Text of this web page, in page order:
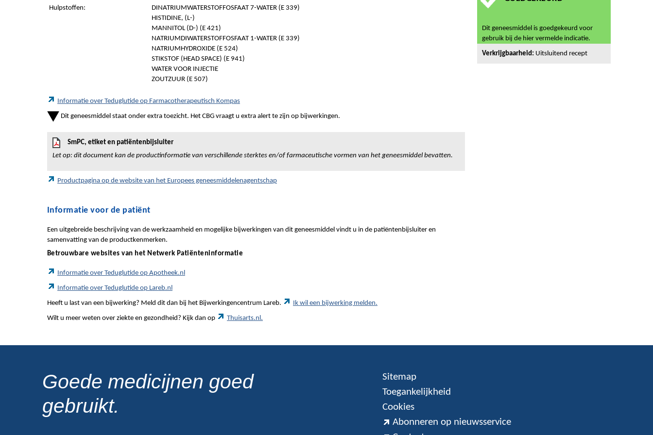
Hulpstoffen:
DINATRIUMWATERSTOFFOSFAAT 7-WATER (E 339)
HISTIDINE, (L-)
MANNITOL (D-) (E 421)
NATRIUMDIWATERSTOFFOSFAAT 1-WATER (E 339)
NATRIUMHYDROXIDE (E 524)
STIKSTOF (HEAD SPACE) (E 941)
WATER VOOR INJECTIE
ZOUTZUUR (E 507)
Informatie over Teduglutide op Farmacotherapeutisch Kompas
Dit geneesmiddel staat onder extra toezicht. Het CBG vraagt u extra alert te zijn op bijwerkingen.
SmPC, etiket en patiëntenbijsluiter
Let op: dit document kan de productinformatie van verschillende sterktes en/of farmaceutische vormen van het geneesmiddel bevatten.
Productpagina op de website van het Europees geneesmiddelenagentschap
Informatie voor de patiënt
Een uitgebreide beschrijving van de werkzaamheid en mogelijke bijwerkingen van dit geneesmiddel vindt u in de patiëntenbijsluiter en
samenvatting van de productkenmerken.
Betrouwbare websites van het Netwerk Patiënteninformatie
Informatie over Teduglutide op Apotheek.nl
Informatie over Teduglutide op Lareb.nl
Heeft u last van een bijwerking? Meld dit dan bij het Bijwerkingencentrum Lareb. Ik wil een bijwerking melden.
Wilt u meer weten over ziekte en gezondheid? Kijk dan op Thuisarts.nl.
Dit geneesmiddel is goedgekeurd voor
gebruik bij de hier vermelde indicatie.
Verkrijgbaarheid: Uitsluitend recept
Goede medicijnen goed
gebruikt.
Sitemap
Toegankelijkheid
Cookies
Abonneren op nieuwsservice